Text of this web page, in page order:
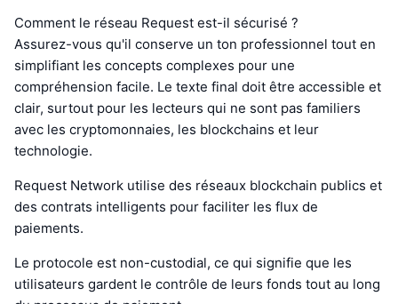
Comment le réseau Request est-il sécurisé ?
Assurez-vous qu'il conserve un ton professionnel tout en
simplifiant les concepts complexes pour une
compréhension facile. Le texte final doit être accessible et
clair, surtout pour les lecteurs qui ne sont pas familiers
avec les cryptomonnaies, les blockchains et leur
technologie.
Request Network utilise des réseaux blockchain publics et
des contrats intelligents pour faciliter les flux de
paiements.
Le protocole est non-custodial, ce qui signifie que les
utilisateurs gardent le contrôle de leurs fonds tout au long